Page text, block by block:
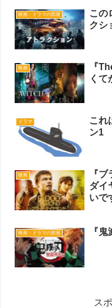
映画・ドラマの部屋
この
クシ
映画
『
くて
ドラマ
これ
ン1
映画
『
ダイ
いで
映画・ドラマの部屋 『
ス